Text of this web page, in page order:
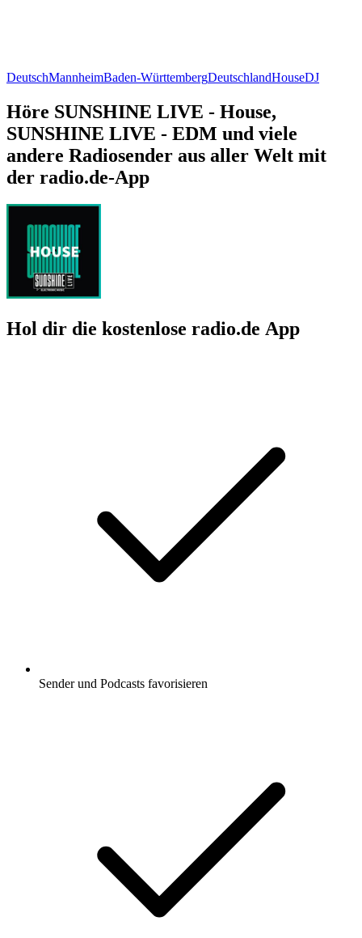
DeutschMannheimBaden-WürttembergDeutschlandHouseDJ
Höre SUNSHINE LIVE - House,
SUNSHINE LIVE - EDM und viele
andere Radiosender aus aller Welt mit
der radio.de-App
Hol dir die kostenlose radio.de App
Sender und Podcasts favorisieren